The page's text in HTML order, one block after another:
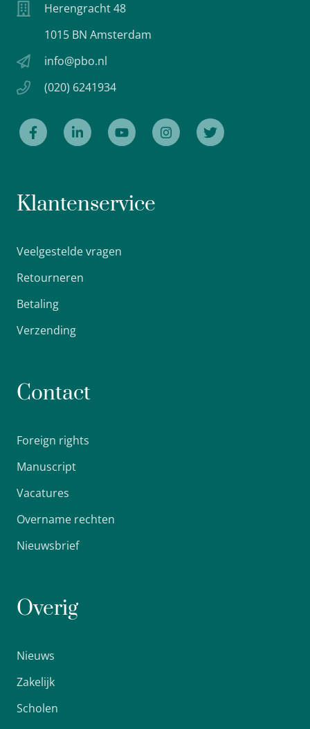
Herengracht 48
1015 BN Amsterdam
info@pbo.nl
(020) 6241934
Klantenservice
Veelgestelde vragen
Retourneren
Betaling
Verzending
Contact
Foreign rights
Manuscript
Vacatures
Overname rechten
Nieuwsbrief
Overig
Nieuws
Zakelijk
Scholen